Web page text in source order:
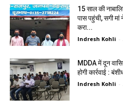
15 साल की
पास पहुंची, सगी
करा...
Indresh Kohli -
MDDA में दून
होगी कार्रवाई :
Indresh Kohli -